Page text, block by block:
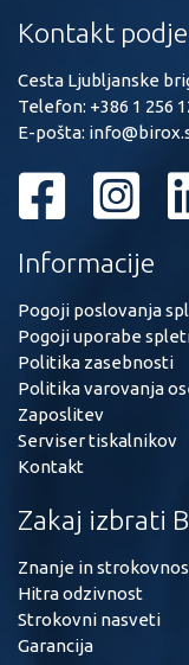
Kontakt
Cesta Ljubljanske
Telefon: +386 1 256
E-pošta:
Informacije
Pogoji poslovanja
Pogoji uporabe
Politika zasebnosti
Politika varovanja
Zaposlitev
Serviser tiskalnikov
Kontakt
Zakaj izbrati
Znanje in
Hitra odzivnost
Strokovni nasveti
Garancija